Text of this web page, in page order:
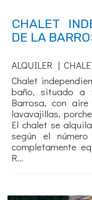
CHALET
DE LA
ALQUILER |
Chalet
baño, situado a
Barrosa, con
lavavajillas,
El chalet se
según el
completamente
R...